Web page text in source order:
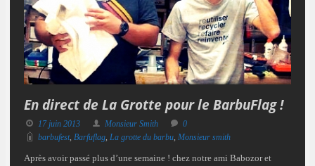
En direct de La Grotte pour le BarbuFlag !
17 juin 2013 Monsieur Smith
0
barbufest, Barfuflag, La grotte du barbu, Monsieur smith
Après avoir passé plus d’une semaine ! chez notre ami Babozor et